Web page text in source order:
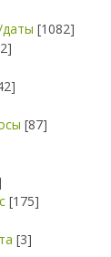
[1082]
[87]
[175]
[3]